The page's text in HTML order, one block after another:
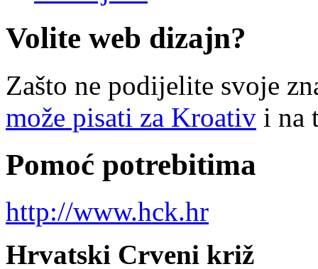
Volite web dizajn?
Zašto ne podijelite svoje
može pisati za Kroativ i na
Pomoć potrebitima
http://www.hck.hr
Hrvatski Crveni križ